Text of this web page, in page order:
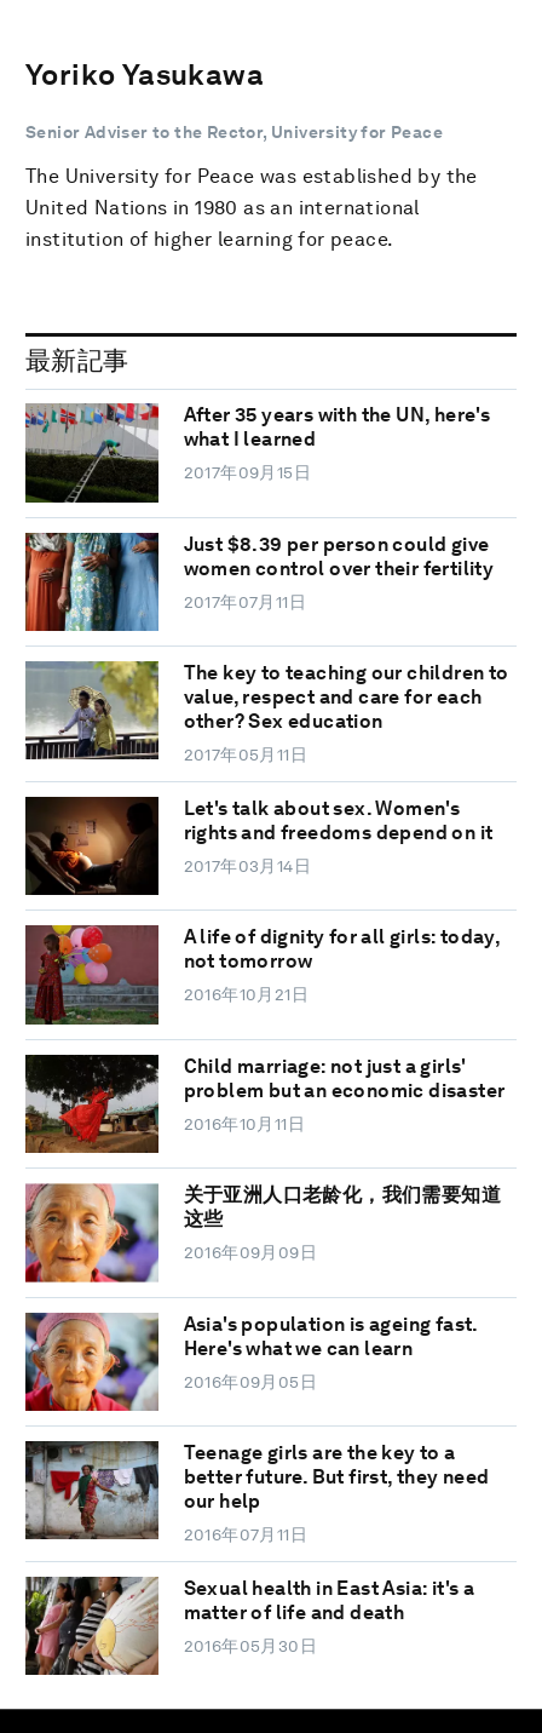
Yoriko Yasukawa
Senior Adviser to the Rector, University for Peace
The University for Peace was established by the
United Nations in 1980 as an international
institution of higher learning for peace.
最新記事
After 35 years with the UN, here's
what I learned
2017年09月15日
Just $8.39 per person could give
women control over their fertility
2017年07月11日
The key to teaching our children to
value, respect and care for each
other? Sex education
2017年05月11日
Let's talk about sex. Women's
rights and freedoms depend on it
2017年03月14日
A life of dignity for all girls: today,
not tomorrow
2016年10月21日
Child marriage: not just a girls'
problem but an economic disaster
2016年10月11日
关于亚洲人口老龄化，我们需要知道
这些
2016年09月09日
Asia's population is ageing fast.
Here's what we can learn
2016年09月05日
Teenage girls are the key to a
better future. But first, they need
our help
2016年07月11日
Sexual health in East Asia: it's a
matter of life and death
2016年05月30日